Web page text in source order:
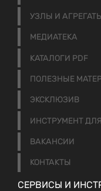
УЗЛЫ И
МЕДИАТЕКА
КАТАЛОГИ PDF
ПОЛЕЗНЫЕ
ЭКСКЛЮЗИВ
ИНСТРУМЕНТ
ВАКАНСИИ
КОНТАКТЫ
СЕРВИСЫ И